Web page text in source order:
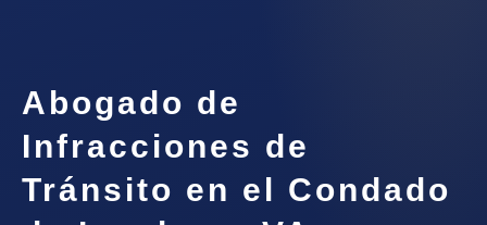
Abogado de
Infracciones de
Tránsito en el Condado